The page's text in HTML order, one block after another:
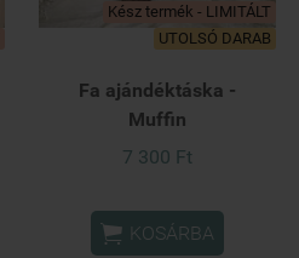
Kész termék - LIMITÁLT
UTOLSÓ DARAB
Fa ajándéktáska -
Muffin
7 300 Ft
 KOSÁRBA